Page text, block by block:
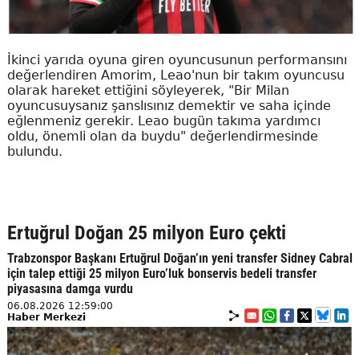
İkinci yarıda oyuna giren oyuncusunun performansını
değerlendiren Amorim, Leao'nun bir takım oyuncusu
olarak hareket ettiğini söyleyerek, "Bir Milan
oyuncusuysanız şanslısınız demektir ve saha içinde
eğlenmeniz gerekir. Leao bugün takıma yardımcı
oldu, önemli olan da buydu" değerlendirmesinde
bulundu.
Ertuğrul Doğan 25 milyon Euro çekti
Trabzonspor Başkanı Ertuğrul Doğan’ın yeni transfer Sidney Cabral
için talep ettiği 25 milyon Euro’luk bonservis bedeli transfer
piyasasına damga vurdu
06.08.2026 12:59:00
Haber Merkezi